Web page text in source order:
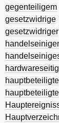
gegenteiligem
gesetzwidrige
gesetzwidriger
hauptbeteiligte